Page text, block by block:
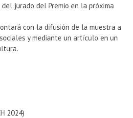
del jurado del Premio en la próxima
con la difusión de la muestra a
y mediante un artículo en un
2024)